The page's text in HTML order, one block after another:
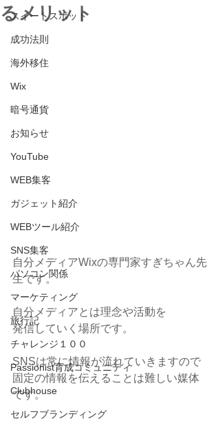
スイートスポット
成功法則
海外移住
Wix
暗号通貨
お知らせ
YouTube
WEB集客
ガジェット紹介
WEBツール紹介
SNS集客
パソコン関係
マーケティング
旅行記
チャレンジ１００
Passionist育成コミュニティ
Clubhouse
セルフブランディング
るメリット
自分メディアWixの専門家すぎちゃん先
生です。
自分メディアとは理念や活動を
発信していく場所です。
SNSは常に情報が流れていきますので
固定の情報を伝えることは難しい媒体
です。